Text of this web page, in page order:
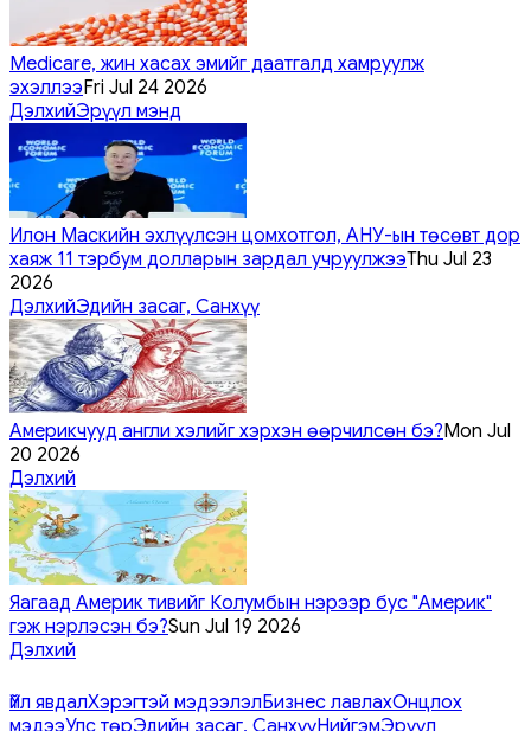
Medicare, жин хасах эмийг даатгалд хамруулж
эхэллээFri Jul 24 2026
ДэлхийЭрүүл мэнд
Илон Маскийн эхлүүлсэн цомхотгол, АНУ-ын төсөвт дор
хаяж 11 тэрбум долларын зардал учруулжээThu Jul 23
2026
ДэлхийЭдийн засаг, Санхүү
Америкчууд англи хэлийг хэрхэн өөрчилсөн бэ?Mon Jul
20 2026
Дэлхий
Яагаад Америк тивийг Колумбын нэрээр бус "Америк"
гэж нэрлэсэн бэ?Sun Jul 19 2026
Дэлхий
Үйл явдалХэрэгтэй мэдээлэлБизнес лавлахОнцлох
мэдээУлс төрЭдийн засаг, СанхүүНийгэмЭрүүл